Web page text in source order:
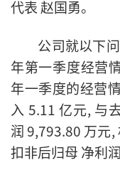
代表 赵国勇。
公司就以下问
年第一季度经营
年一季度的经营
入 5.11 亿元, 与
润 9,793.80 万元
扣非后归母 净利